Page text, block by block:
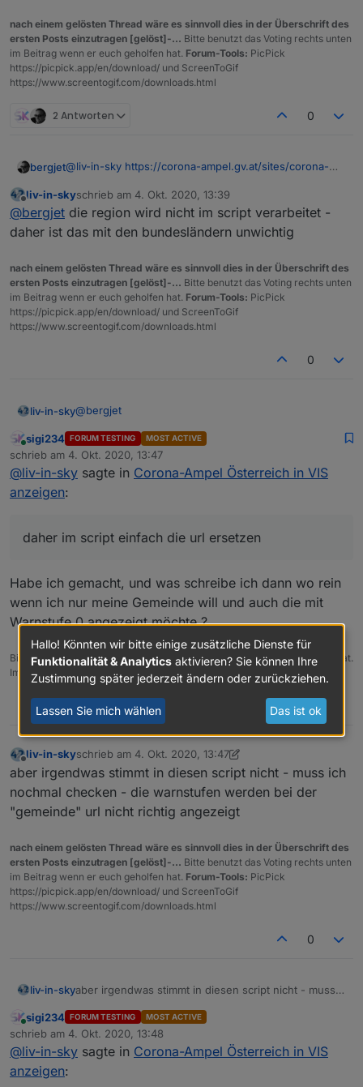
nach einem gelösten Thread wäre es sinnvoll dies in der Überschrift des
ersten Posts einzutragen [gelöst]-... Bitte benutzt das Voting rechts unten
im Beitrag wenn er euch geholfen hat. Forum-Tools: PicPick
https://picpick.app/en/download/ und ScreenToGif
https://www.screentogif.com/downloads.html
2 Antworten 0
bergjet@liv-in-sky https://corona-ampel.gv.at/sites/corona-
meinden_aktuell.json
Leider, es handelt sich hier um eine andere
Datenquelle. Diese Quelle beinhaltet die Regionalen
Gemeinden.
Es gibt hier keinen Suchwert Bezirk und keinen
Ich möchte die Werte
Stand
Region
GKZ
Offline
liv-in-skyschrieb am 4. Okt. 2020, 13:39
zuletzt editiert von
@bergjet die region wird nicht im script verarbeitet -
daher ist das mit den bundesländern unwichtig
nach einem gelösten Thread wäre es sinnvoll dies in der Überschrift des
ersten Posts einzutragen [gelöst]-... Bitte benutzt das Voting rechts unten
im Beitrag wenn er euch geholfen hat. Forum-Tools: PicPick
https://picpick.app/en/download/ und ScreenToGif
https://www.screentogif.com/downloads.html
0
liv-in-sky@bergjet
es gibt in beiden quellen (hatte ich nicht gesehen,
dass unterschiedlicht) die selben inhalte - es wird
immer nach Name gesucht - daher im script einfach
        "Region": "Gemeinde",
Online
sigi234 FORUM TESTING MOST ACTIVE
schrieb am 4. Okt. 2020, 13:47
zuletzt editiert von
@liv-in-sky sagte in Corona-Ampel Österreich in VIS
anzeigen:
daher im script einfach die url ersetzen
Habe ich gemacht, und was schreibe ich dann wo rein
wenn ich nur meine Gemeinde will und auch die mit
Warnstufe 0 angezeigt möchte ?
Bitte benutzt das Voting rechts unten im Beitrag wenn er euch geholfen hat.
Immer Daten sichern!
0
Offline
liv-in-skyschrieb am 4. Okt. 2020, 13:47
zuletzt editiert von liv-in-sky10. Apr. 2020, 15:47
aber irgendwas stimmt in diesen script nicht - muss ich
nochmal checken - die warnstufen werden bei der
"gemeinde" url nicht richtig angezeigt
nach einem gelösten Thread wäre es sinnvoll dies in der Überschrift des
ersten Posts einzutragen [gelöst]-... Bitte benutzt das Voting rechts unten
im Beitrag wenn er euch geholfen hat. Forum-Tools: PicPick
https://picpick.app/en/download/ und ScreenToGif
https://www.screentogif.com/downloads.html
0
liv-in-skyaber irgendwas stimmt in diesen script nicht - muss
der "gemeinde" url nicht richtig angezeigt
Online
sigi234 FORUM TESTING MOST ACTIVE
schrieb am 4. Okt. 2020, 13:48
zuletzt editiert von
@liv-in-sky sagte in Corona-Ampel Österreich in VIS
anzeigen:
Hallo! Könnten wir bitte einige zusätzliche Dienste für
Funktionalität & Analytics aktivieren? Sie können Ihre
Zustimmung später jederzeit ändern oder zurückziehen.
Lassen Sie mich wählen Das ist ok